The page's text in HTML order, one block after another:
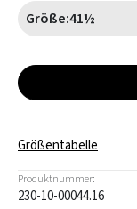
Größe:41½
Größentabelle
Produktnummer:
230-10-00044.16